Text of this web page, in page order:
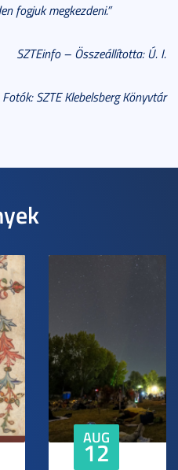
fogjuk megkezdeni.”
SZTEinfo – Összeállította: Ú. I.
Fotók: SZTE Klebelsberg Könyvtár
AUG
12